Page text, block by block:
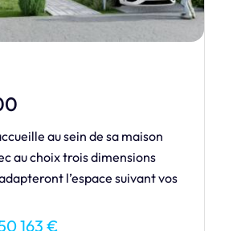
parfait entre espace,
et convivialité.
641 €